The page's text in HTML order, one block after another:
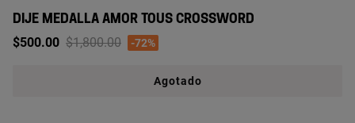
DIJE MEDALLA AMOR TOUS CROSSWORD
$500.00 Price reduced from
$1,800.00to-72%
Agotado